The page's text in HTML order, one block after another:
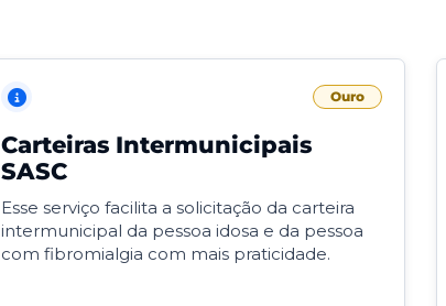
Ouro
Carteiras Intermunicipais
SASC
Esse serviço facilita a solicitação da carteira
intermunicipal da pessoa idosa e da pessoa
com fibromialgia com mais praticidade.